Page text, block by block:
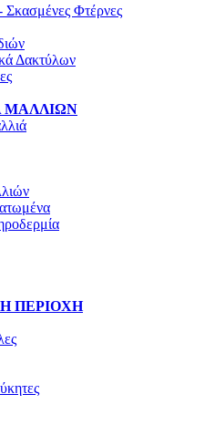
Σκασμένες Φτέρνες
Δακτύλων
ΜΑΛΛΙΏΝ
ΠΕΡΙΟΧΉ